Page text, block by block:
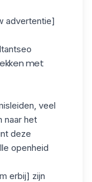
advertentie]
met
veel
naar het
deze
openheid
erbij] zijn